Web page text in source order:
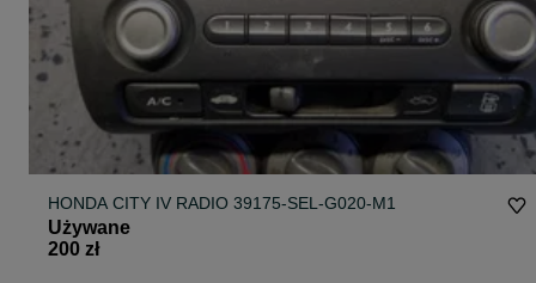
HONDA CITY IV RADIO 39175-SEL-G020-M1
Używane
200 zł